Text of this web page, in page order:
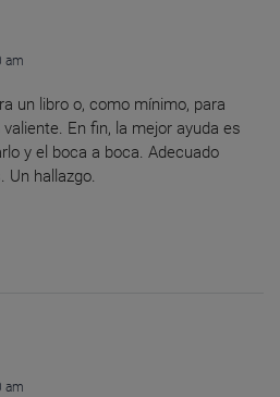
am
un libro o, como mínimo, para
En fin, la mejor ayuda es
y el boca a boca. Adecuado
Un hallazgo.
am